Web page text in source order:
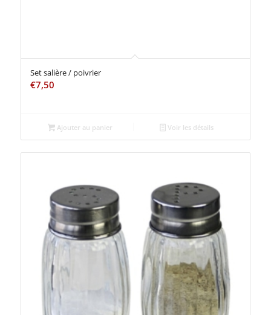
Set salière / poivrier
€7,50
Ajouter au panier Voir les détails